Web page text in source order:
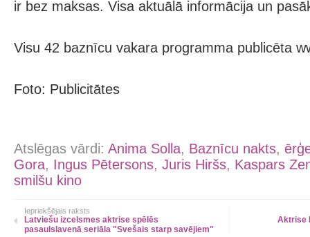
ir bez maksas. Visa aktuālā informācija un
Visu 42 baznīcu vakara programma publicēta
Foto: Publicitātes
Atslēgas vārdi: Anima Solla, Baznīcu nakts,
Gora, Ingus Pētersons, Juris Hiršs, Kaspars
smilšu kino
Iepriekšējais raksts
Latviešu izcelsmes aktrise spēlēs
pasaulslavenā seriāla "Svešais starp savējiem"
Aktrise